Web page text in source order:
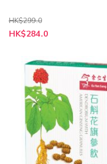
HK$299.0
特
殊
HK$284.0